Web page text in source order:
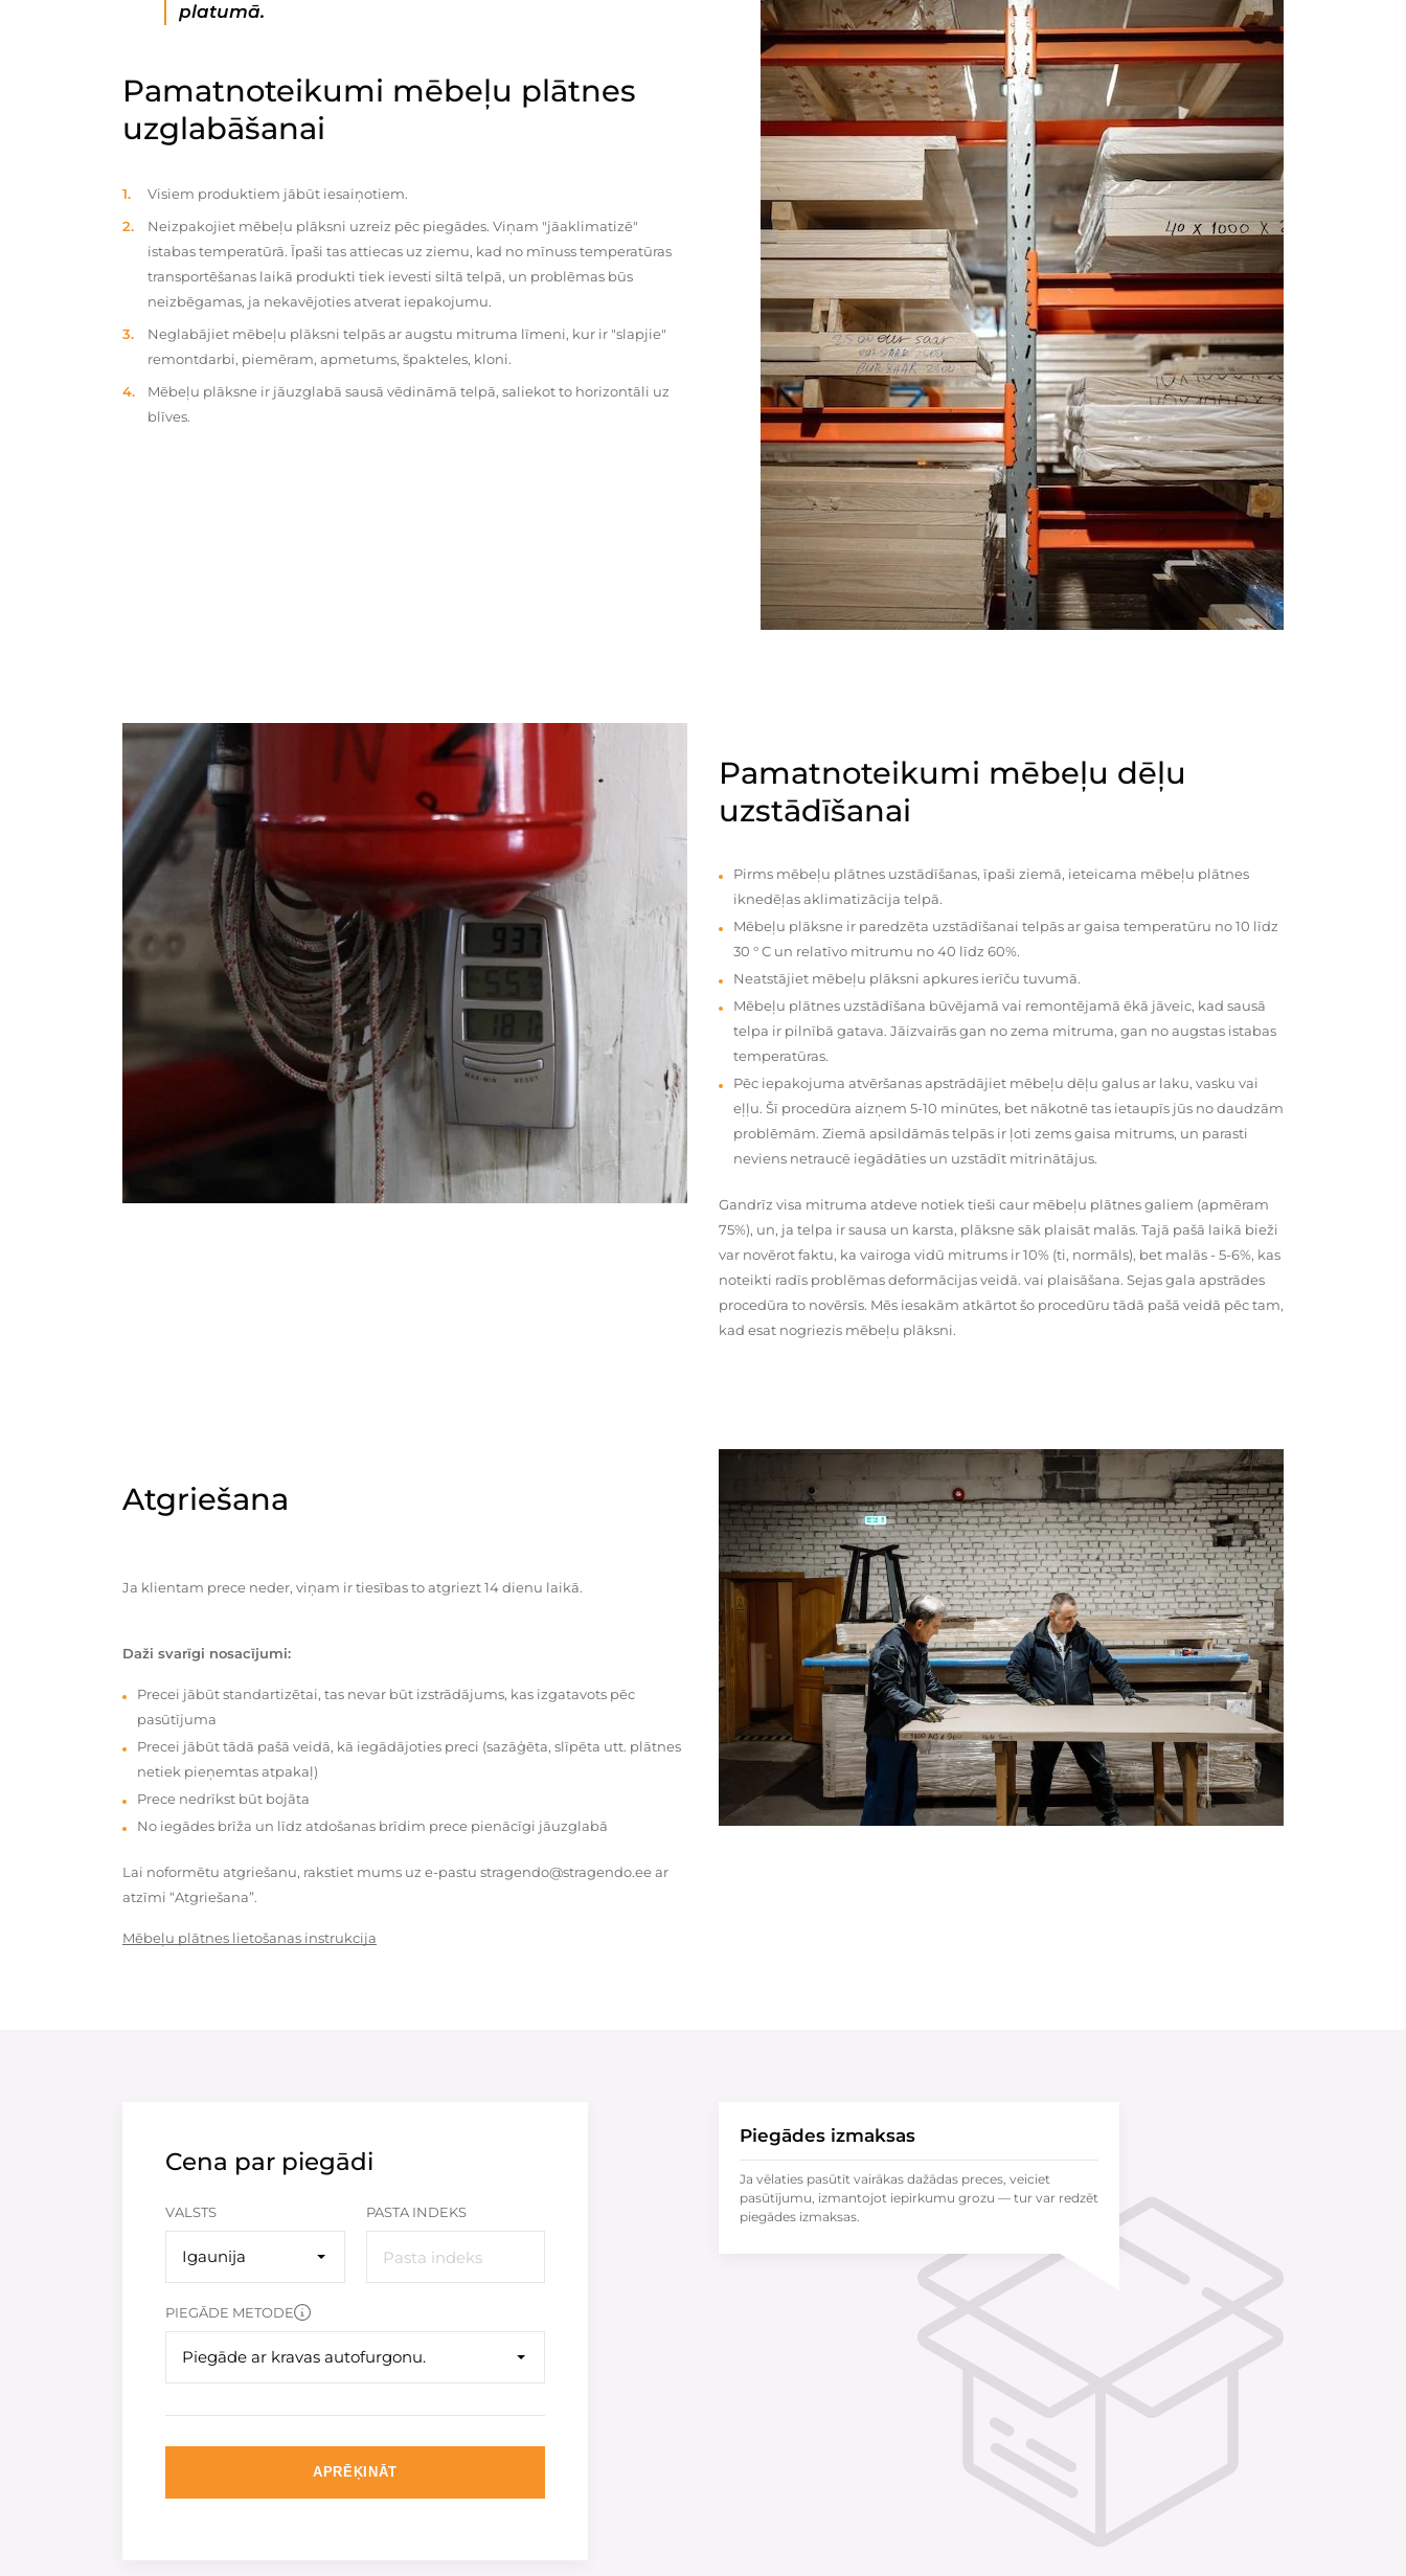
platumā.
Pamatnoteikumi mēbeļu plātnes
uzglabāšanai
Visiem produktiem jābūt iesaiņotiem.
Neizpakojiet mēbeļu plāksni uzreiz pēc piegādes. Viņam "jāaklimatizē"
istabas temperatūrā. Īpaši tas attiecas uz ziemu, kad no mīnuss temperatūras
transportēšanas laikā produkti tiek ievesti siltā telpā, un problēmas būs
neizbēgamas, ja nekavējoties atverat iepakojumu.
Neglabājiet mēbeļu plāksni telpās ar augstu mitruma līmeni, kur ir "slapjie"
remontdarbi, piemēram, apmetums, špakteles, kloni.
Mēbeļu plāksne ir jāuzglabā sausā vēdināmā telpā, saliekot to horizontāli uz
blīves.
Pamatnoteikumi mēbeļu dēļu
uzstādīšanai
Pirms mēbeļu plātnes uzstādīšanas, īpaši ziemā, ieteicama mēbeļu plātnes
iknedēļas aklimatizācija telpā.
Mēbeļu plāksne ir paredzēta uzstādīšanai telpās ar gaisa temperatūru no 10 līdz
30 ° C un relatīvo mitrumu no 40 līdz 60%.
Neatstājiet mēbeļu plāksni apkures ierīču tuvumā.
Mēbeļu plātnes uzstādīšana būvējamā vai remontējamā ēkā jāveic, kad sausā
telpa ir pilnībā gatava. Jāizvairās gan no zema mitruma, gan no augstas istabas
temperatūras.
Pēc iepakojuma atvēršanas apstrādājiet mēbeļu dēļu galus ar laku, vasku vai
eļļu. Šī procedūra aizņem 5-10 minūtes, bet nākotnē tas ietaupīs jūs no daudzām
problēmām. Ziemā apsildāmās telpās ir ļoti zems gaisa mitrums, un parasti
neviens netraucē iegādāties un uzstādīt mitrinātājus.
Gandrīz visa mitruma atdeve notiek tieši caur mēbeļu plātnes galiem (apmēram
75%), un, ja telpa ir sausa un karsta, plāksne sāk plaisāt malās. Tajā pašā laikā bieži
var novērot faktu, ka vairoga vidū mitrums ir 10% (ti, normāls), bet malās - 5-6%, kas
noteikti radīs problēmas deformācijas veidā. vai plaisāšana. Sejas gala apstrādes
procedūra to novērsīs. Mēs iesakām atkārtot šo procedūru tādā pašā veidā pēc tam,
kad esat nogriezis mēbeļu plāksni.
Atgriešana
Ja klientam prece neder, viņam ir tiesības to atgriezt 14 dienu laikā.
Daži svarīgi nosacījumi:
Precei jābūt standartizētai, tas nevar būt izstrādājums, kas izgatavots pēc
pasūtījuma
Precei jābūt tādā pašā veidā, kā iegādājoties preci (sazāģēta, slīpēta utt. plātnes
netiek pieņemtas atpakaļ)
Prece nedrīkst būt bojāta
No iegādes brīža un līdz atdošanas brīdim prece pienācīgi jāuzglabā
Lai noformētu atgriešanu, rakstiet mums uz e-pastu stragendo@stragendo.ee ar
atzīmi “Atgriešana”.
Mēbeļu plātnes lietošanas instrukcija
Cena par piegādi
VALSTS
Igaunija
PASTA INDEKS
PIEGĀDE METODE
Piegāde ar kravas autofurgonu.
APRĒĶINĀT
Piegādes izmaksas
Ja vēlaties pasūtīt vairākas dažādas preces, veiciet
pasūtījumu, izmantojot iepirkumu grozu — tur var redzēt
piegādes izmaksas.